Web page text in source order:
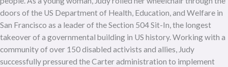
doors of the US Department of Health, Education, and Welfare in
San Francisco as a leader of the Section 504 Sit-In, the longest
takeover of a governmental building in US history. Working with a
community of over 150 disabled activists and allies, Judy
successfully pressured the Carter administration to implement